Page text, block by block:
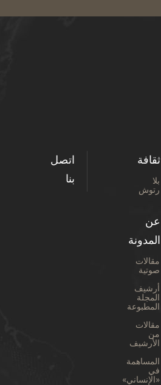
ثقافة
بلا
رتوش
عن
المدونة
مقالات
صوتية
أرشيف
المجلة
المطبوعة
مقالات
من
الأرشيف
المساهمة
في
«الإنساني»
اتصل
بنا